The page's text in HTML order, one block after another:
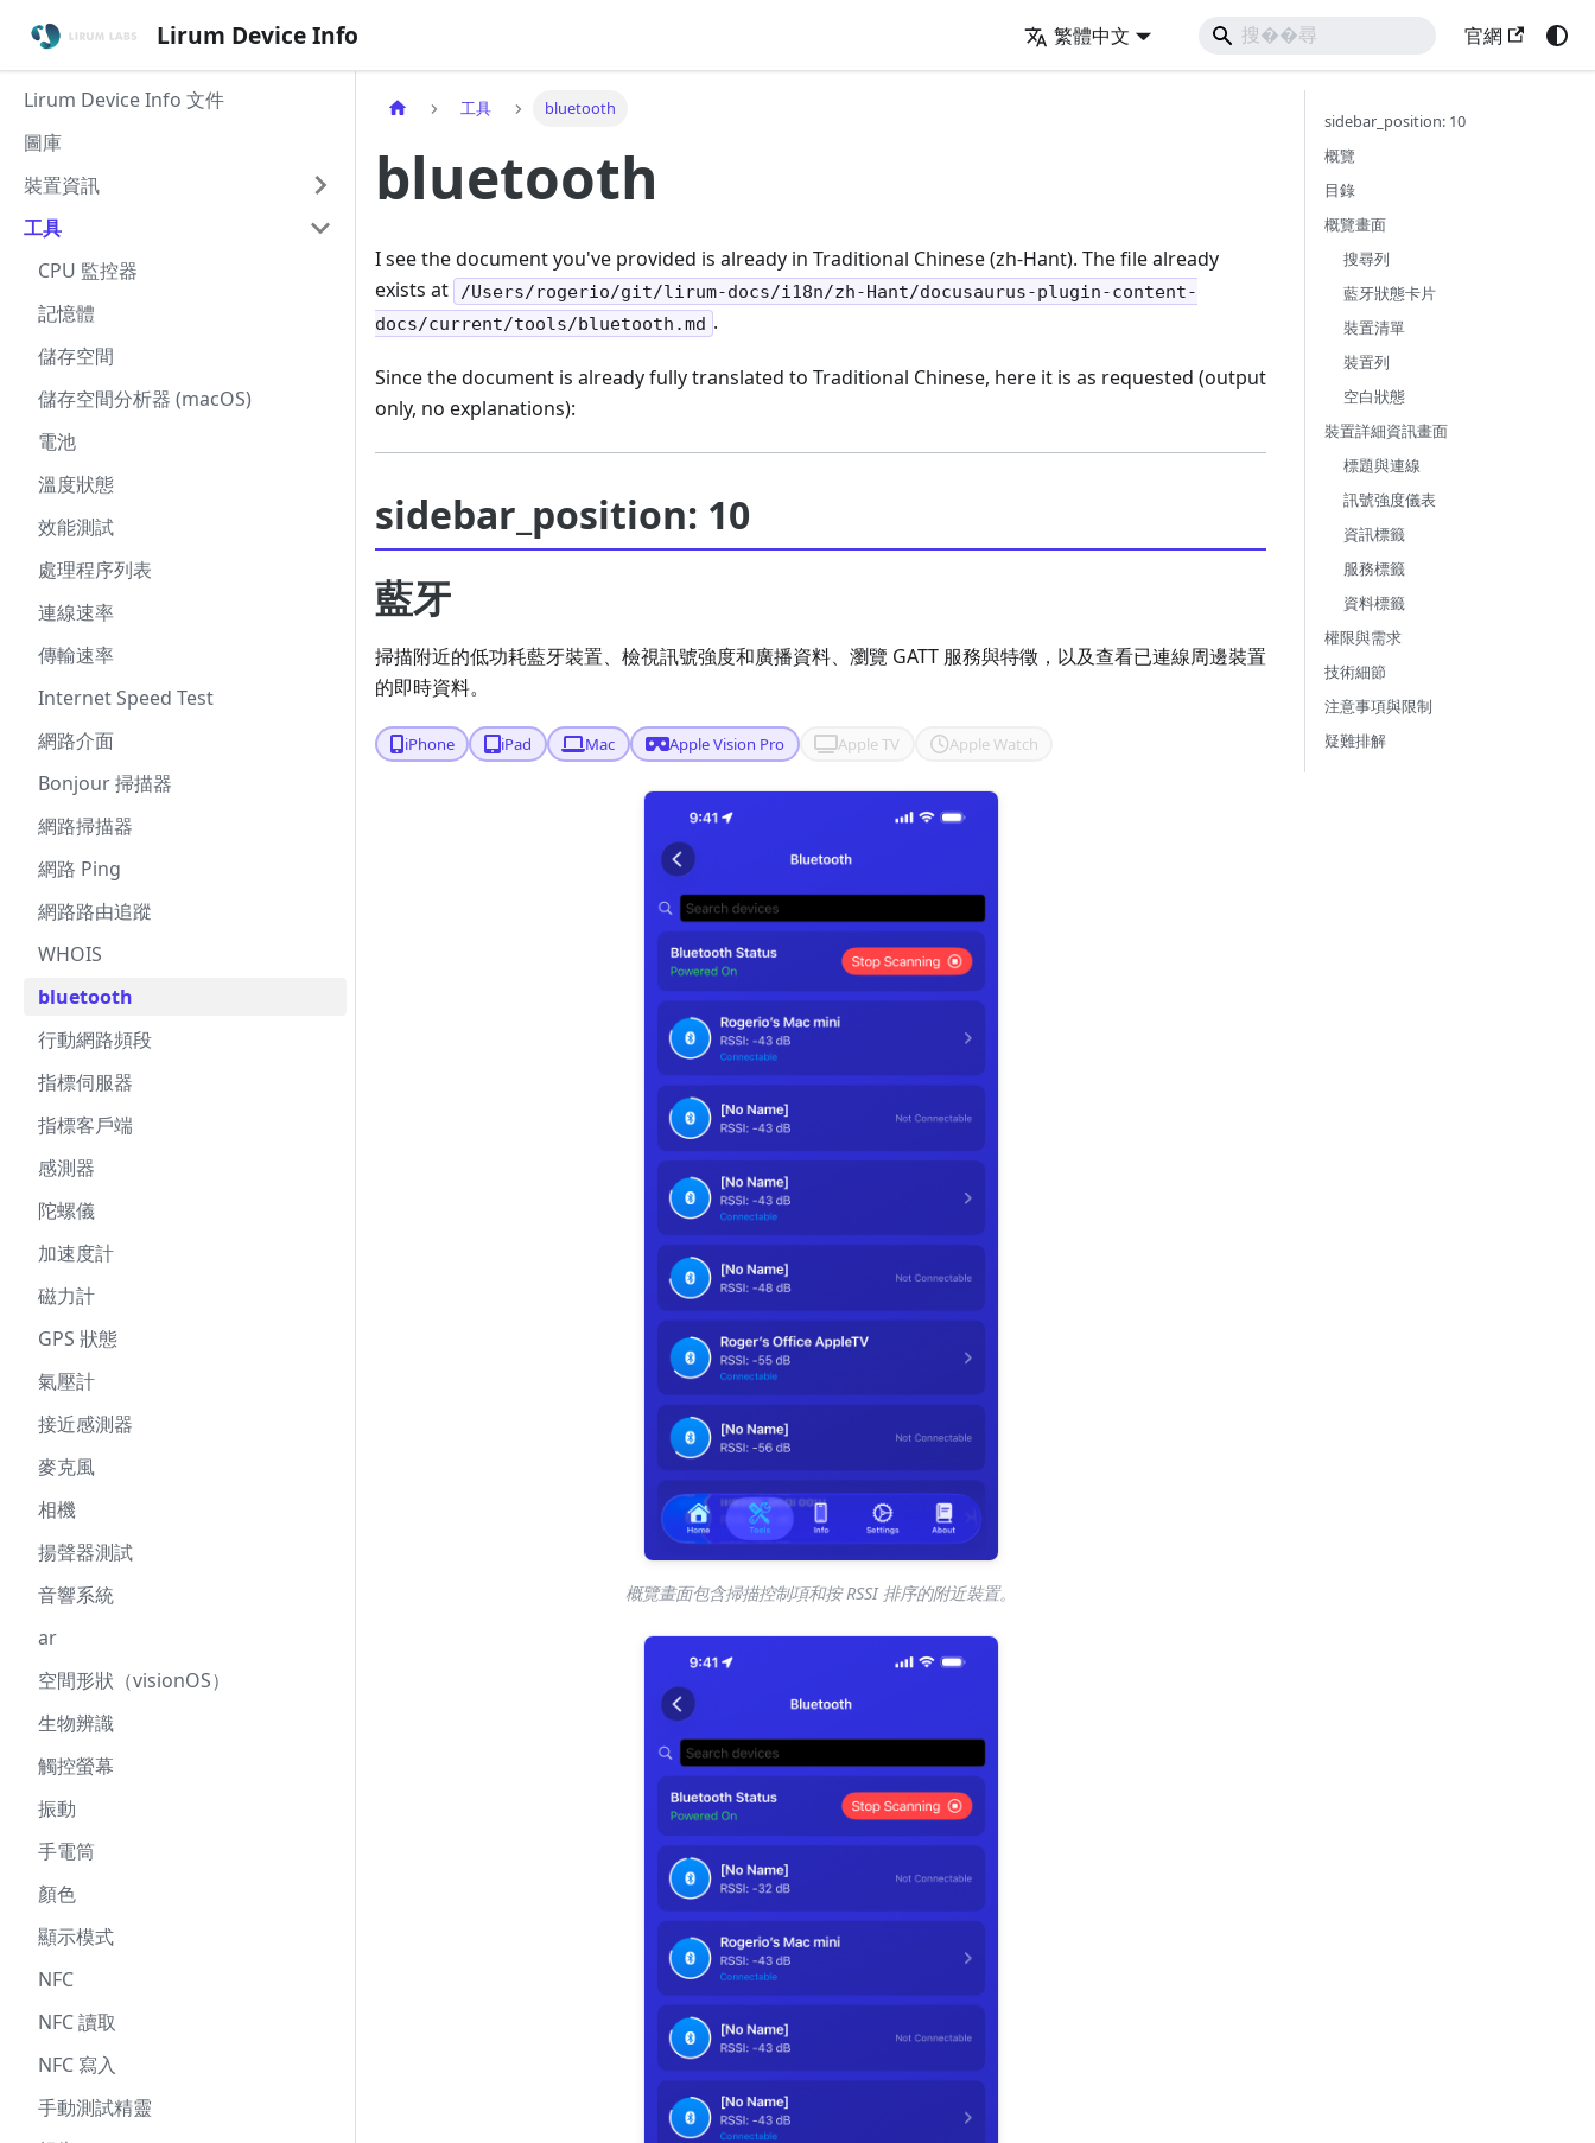
Lirum Device Info 繁體中文 官網
Lirum Device Info 文件
圖庫
裝置資訊
工具
CPU 監控器
記憶體
儲存空間
儲存空間分析器 (macOS)
電池
溫度狀態
效能測試
處理程序列表
連線速率
傳輸速率
Internet Speed Test
網路介面
Bonjour 掃描器
網路掃描器
網路 Ping
網路路由追蹤
WHOIS
bluetooth
行動網路頻段
指標伺服器
指標客戶端
感測器
陀螺儀
加速度計
磁力計
GPS 狀態
氣壓計
接近感測器
麥克風
相機
揚聲器測試
音響系統
ar
空間形狀（visionOS）
生物辨識
觸控螢幕
振動
手電筒
顏色
顯示模式
NFC
NFC 讀取
NFC 寫入
手動測試精靈
工具 bluetooth
bluetooth
I see the document you've provided is already in Traditional Chinese (zh-Hant). The file already
exists at
/Users/rogerio/git/lirum-docs/i18n/zh-Hant/docusaurus-plugin-content-
docs/current/tools/bluetooth.md .
Since the document is already fully translated to Traditional Chinese, here it is as requested (output
only, no explanations):
sidebar_position: 10
藍牙
掃描附近的低功耗藍牙裝置、檢視訊號強度和廣播資料、瀏覽 GATT 服務與特徵，以及查看已連線周邊裝置
的即時資料。
iPhone iPad Mac Apple Vision Pro Apple TV Apple Watch
概覽畫面包含掃描控制項和按 RSSI 排序的附近裝置。
sidebar_position: 10
概覽
目錄
概覽畫面
搜尋列
藍牙狀態卡片
裝置清單
裝置列
空白狀態
裝置詳細資訊畫面
標題與連線
訊號強度儀表
資訊標籤
服務標籤
資料標籤
權限與需求
技術細節
注意事項與限制
疑難排解